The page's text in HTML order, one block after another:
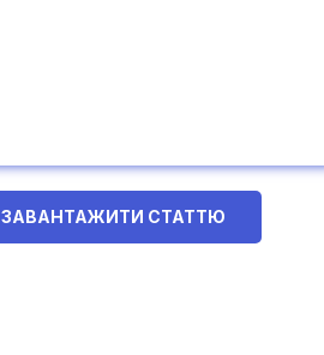
ЗАВАНТАЖИТИ СТАТТЮ